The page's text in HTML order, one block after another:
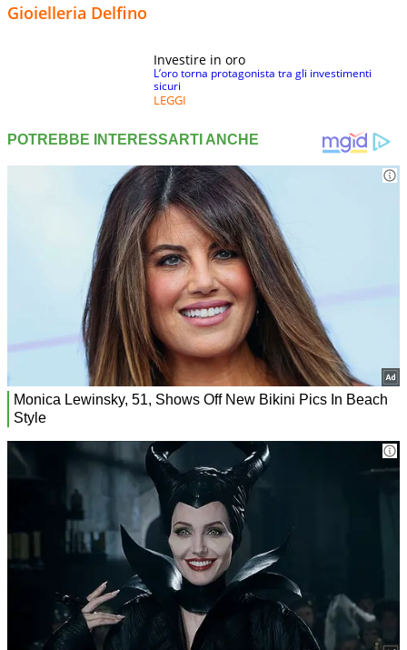
Gioielleria Delfino
Investire in oro
L’oro torna protagonista tra gli investimenti
sicuri
LEGGI